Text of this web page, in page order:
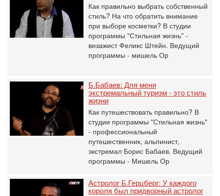
Как правильно выбрать собственный
стиль? На что обратить внимание
при выборе косметки? В студии
программы "Стильная жизнь" -
визажист Феликс Штейн. Ведущий
программы - мишель Ор
Б.Бабаев: Для меня
экстремальный туризм - это стиль
жизни
Как путешествовать правильно? В
студии программы "Стильная жизнь"
- профессиональный
путешественник, альпинист,
экстремал Борис Бабаев. Ведущий
программы - Мишель Ор
Астролог Б.Герцберг: У каждого
короля был придворный астролог